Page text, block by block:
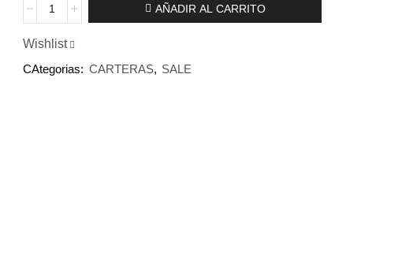
es:
MODA
cantidad
AÑADIR AL CARRITO
Wishlist
CAtegorias: CARTERAS, SALE